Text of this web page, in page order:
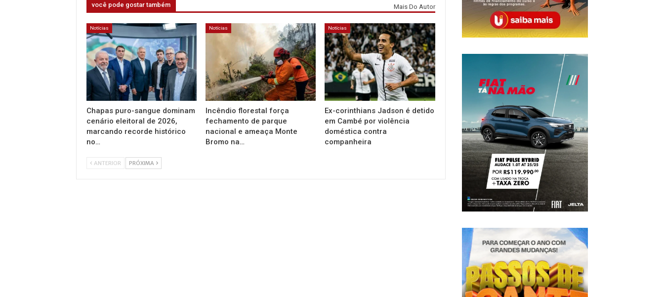
você pode gostar também Mais Do Autor
Notícias
Chapas puro-sangue dominam
cenário eleitoral de 2026,
marcando recorde histórico
no…
Notícias
Incêndio florestal força
fechamento de parque
nacional e ameaça Monte
Bromo na…
Notícias
Ex-corinthians Jadson é detido
em Cambé por violência
doméstica contra
companheira
ANTERIOR PRÓXIMA